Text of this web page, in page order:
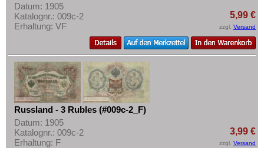
Datum: 1905
Katalognr.: 009c-2
Erhaltung: VF
5,99 €
zzgl. Versand
Russland - 3 Rubles (#009c-2_F)
Datum: 1905
Katalognr.: 009c-2
Erhaltung: F
3,99 €
zzgl. Versand